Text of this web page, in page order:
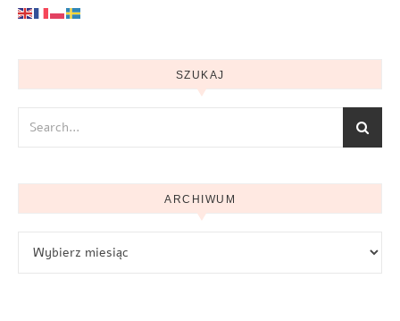
SZUKAJ
ARCHIWUM